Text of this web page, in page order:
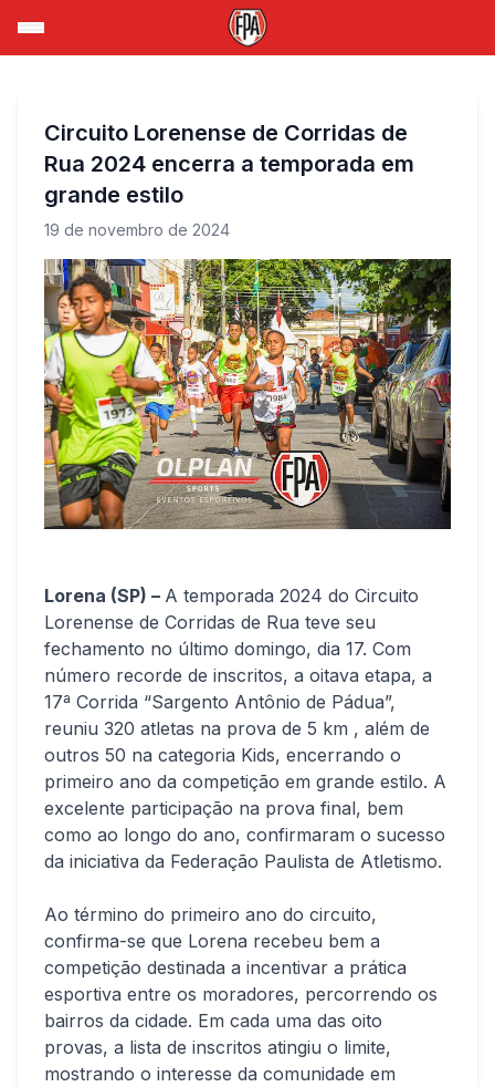
Circuito Lorenense de Corridas de
Rua 2024 encerra a temporada em
grande estilo
19 de novembro de 2024
Lorena (SP) – A temporada 2024 do Circuito
Lorenense de Corridas de Rua teve seu
fechamento no último domingo, dia 17. Com
número recorde de inscritos, a oitava etapa, a
17ª Corrida “Sargento Antônio de Pádua”,
reuniu 320 atletas na prova de 5 km , além de
outros 50 na categoria Kids, encerrando o
primeiro ano da competição em grande estilo. A
excelente participação na prova final, bem
como ao longo do ano, confirmaram o sucesso
da iniciativa da Federação Paulista de Atletismo.
Ao término do primeiro ano do circuito,
confirma-se que Lorena recebeu bem a
competição destinada a incentivar a prática
esportiva entre os moradores, percorrendo os
bairros da cidade. Em cada uma das oito
provas, a lista de inscritos atingiu o limite,
mostrando o interesse da comunidade em